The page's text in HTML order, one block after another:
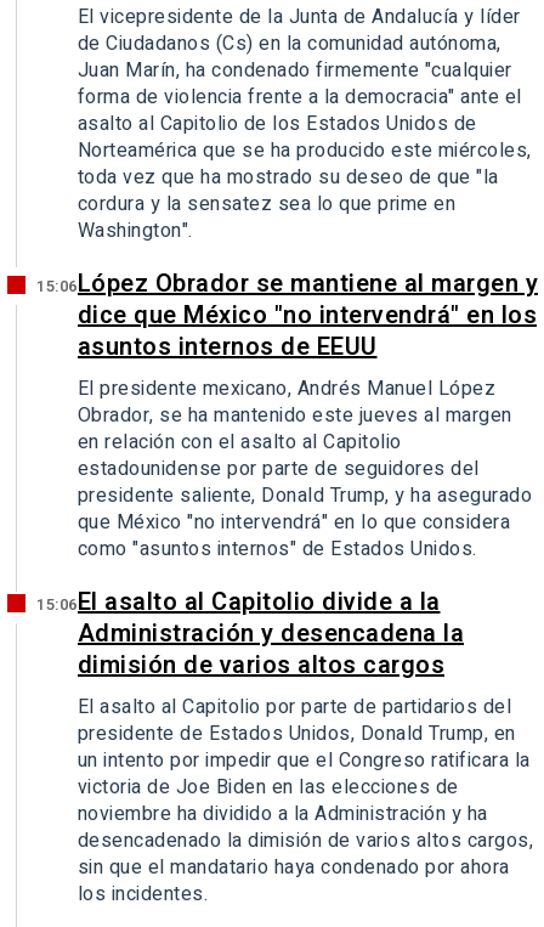
El vicepresidente de la Junta de Andalucía y líder
de Ciudadanos (Cs) en la comunidad autónoma,
Juan Marín, ha condenado firmemente "cualquier
forma de violencia frente a la democracia" ante el
asalto al Capitolio de los Estados Unidos de
Norteamérica que se ha producido este miércoles,
toda vez que ha mostrado su deseo de que "la
cordura y la sensatez sea lo que prime en
Washington".
15:06López Obrador se mantiene al margen y
dice que México "no intervendrá" en los
asuntos internos de EEUU
El presidente mexicano, Andrés Manuel López
Obrador, se ha mantenido este jueves al margen
en relación con el asalto al Capitolio
estadounidense por parte de seguidores del
presidente saliente, Donald Trump, y ha asegurado
que México "no intervendrá" en lo que considera
como "asuntos internos" de Estados Unidos.
15:06El asalto al Capitolio divide a la
Administración y desencadena la
dimisión de varios altos cargos
El asalto al Capitolio por parte de partidarios del
presidente de Estados Unidos, Donald Trump, en
un intento por impedir que el Congreso ratificara la
victoria de Joe Biden en las elecciones de
noviembre ha dividido a la Administración y ha
desencadenado la dimisión de varios altos cargos,
sin que el mandatario haya condenado por ahora
los incidentes.